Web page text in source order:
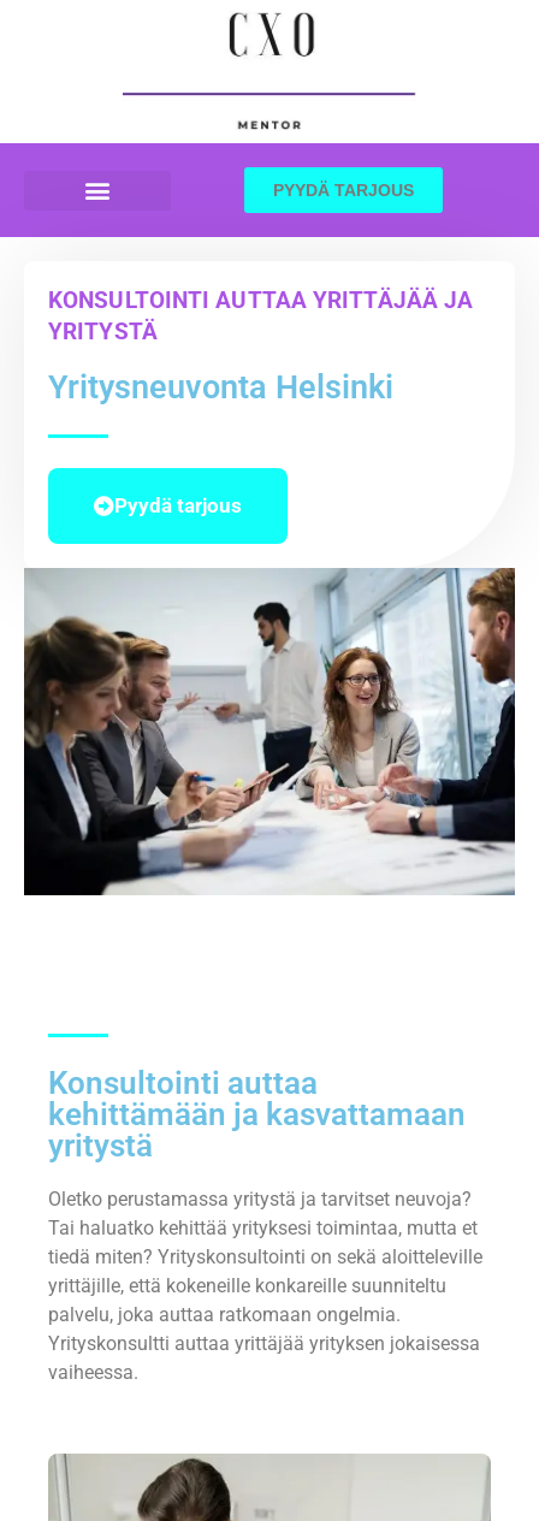
PYYDÄ TARJOUS
KONSULTOINTI AUTTAA YRITTÄJÄÄ JA
YRITYSTÄ
Yritysneuvonta Helsinki
Pyydä tarjous
Konsultointi auttaa
kehittämään ja kasvattamaan
yritystä
Oletko perustamassa yritystä ja tarvitset neuvoja?
Tai haluatko kehittää yrityksesi toimintaa, mutta et
tiedä miten? Yrityskonsultointi on sekä aloitteleville
yrittäjille, että kokeneille konkareille suunniteltu
palvelu, joka auttaa ratkomaan ongelmia.
Yrityskonsultti auttaa yrittäjää yrityksen jokaisessa
vaiheessa.